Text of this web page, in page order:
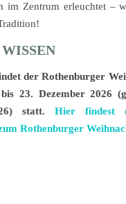
im Zentrum erleuchtet –
der Rothenburger
23. Dezember 2026
statt. Hier findest
Rothenburger